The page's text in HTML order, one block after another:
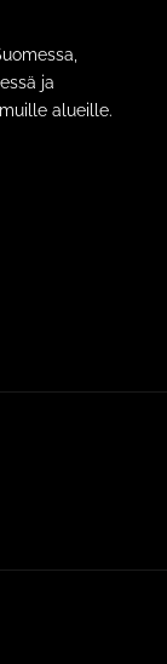
ja
alueille.